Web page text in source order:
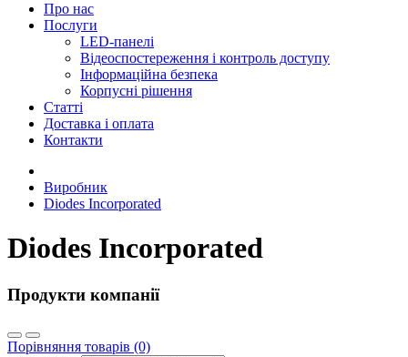
Про нас
Послуги
LED-панелі
Відеоспостереження і контроль доступу
Інформаційна безпека
Корпусні рішення
Статті
Доставка і оплата
Контакти
Виробник
Diodes Incorporated
Diodes Incorporated
Продукти компанії
Порівняння товарів (0)